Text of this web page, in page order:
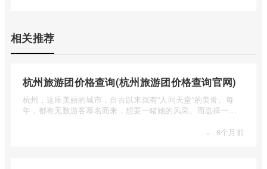
相关推荐
杭州旅游团价格查询(杭州旅游团价格查询官网)
杭州，这座美丽的城市，自古以来就有“人间天堂”的美誉。每
年，都有无数游客慕名而来，想要一睹她的风采。而选择一个
· 8个月前